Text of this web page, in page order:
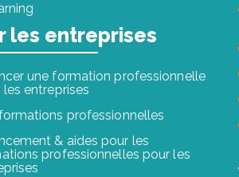
les entreprises
une formation professionnelle
entreprises
professionnelles
& aides pour les
professionnelles pour les